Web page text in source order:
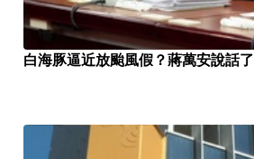
白海豚逼近放颱風假？蔣萬安說話了